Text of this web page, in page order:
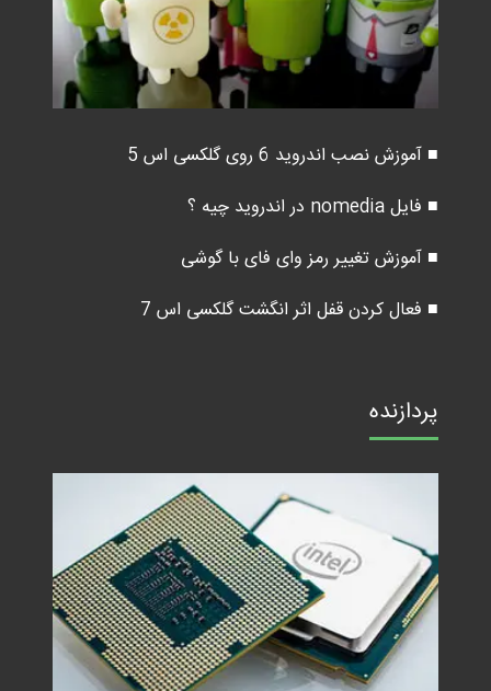
■ آموزش نصب اندروید 6 روی گلکسی اس 5
■ فایل nomedia در اندروید چیه ؟
■ آموزش تغییر رمز وای فای با گوشی
■ فعال کردن قفل اثر انگشت گلکسی اس 7
پردازنده